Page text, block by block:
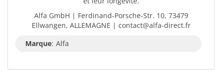
Alfa GmbH | Ferdinand-Porsche-Str. 10, 73479
Ellwangen, ALLEMAGNE | contact@alfa-direct.fr
Marque: Alfa